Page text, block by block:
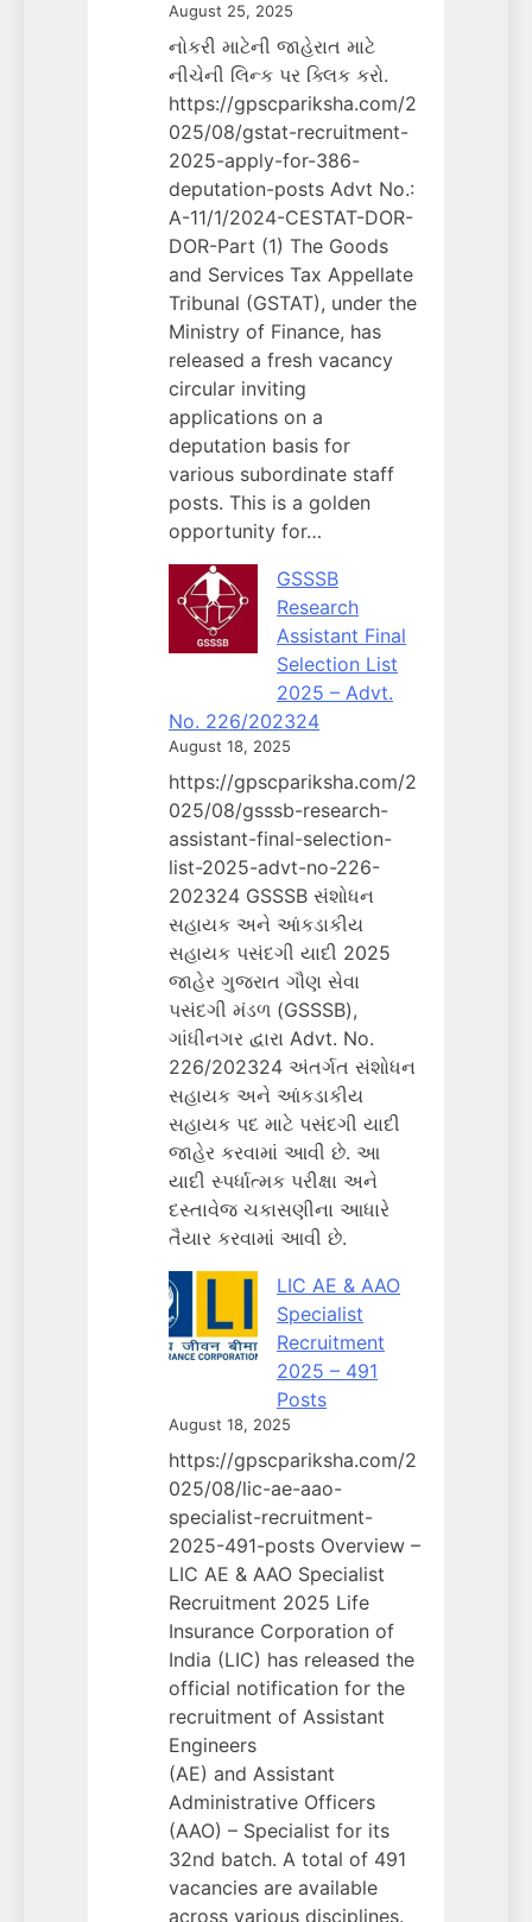
August 25, 2025
નોકરી માટેની જાહેરાત માટે
નીચેની લિન્ક પર ક્લિક કરો.
https://gpscpariksha.com/2
025/08/gstat-recruitment-
2025-apply-for-386-
deputation-posts Advt No.:
A-11/1/2024-CESTAT-DOR-
DOR-Part (1) The Goods
and Services Tax Appellate
Tribunal (GSTAT), under the
Ministry of Finance, has
released a fresh vacancy
circular inviting
applications on a
deputation basis for
various subordinate staff
posts. This is a golden
opportunity for…
GSSSB
Research
Assistant Final
Selection List
2025 – Advt.
No. 226/202324
August 18, 2025
https://gpscpariksha.com/2
025/08/gsssb-research-
assistant-final-selection-
list-2025-advt-no-226-
202324 GSSSB સંશોધન
સહાયક અને આંકડાકીય
સહાયક પસંદગી યાદી 2025
જાહેર ગુજરાત ગૌણ સેવા
પસંદગી મંડળ (GSSSB),
ગાંધીનગર દ્વારા Advt. No.
226/202324 અંતર્ગત સંશોધન
સહાયક અને આંકડાકીય
સહાયક પદ માટે પસંદગી યાદી
જાહેર કરવામાં આવી છે. આ
યાદી સ્પર્ધાત્મક પરીક્ષા અને
દસ્તાવેજ ચકાસણીના આધારે
તૈયાર કરવામાં આવી છે.
LIC AE & AAO
Specialist
Recruitment
2025 – 491
Posts
August 18, 2025
https://gpscpariksha.com/2
025/08/lic-ae-aao-
specialist-recruitment-
2025-491-posts Overview –
LIC AE & AAO Specialist
Recruitment 2025 Life
Insurance Corporation of
India (LIC) has released the
official notification for the
recruitment of Assistant
Engineers
(AE) and Assistant
Administrative Officers
(AAO) – Specialist for its
32nd batch. A total of 491
vacancies are available
across various disciplines.